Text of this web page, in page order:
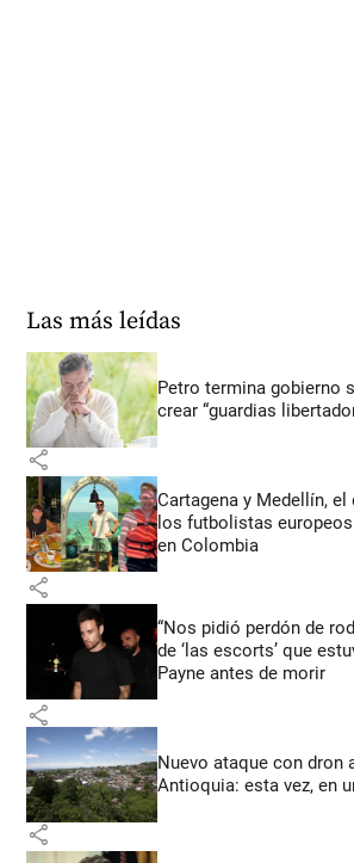
Las más leídas
Petro termina gobierno
crear “guardias
share
Cartagena y Medellín,
los futbolistas
en Colombia
share
“Nos pidió perdón de
de ‘las escorts’ que
Payne antes de morir
share
Nuevo ataque con dron
Antioquia: esta vez, en
share